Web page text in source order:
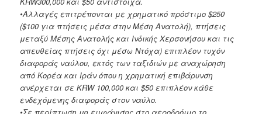
•Αλλαγές επιτρέπονται με χρηματικό πρόστιμο $250
($100 για πτήσεις μέσα στην Μέση Ανατολή), πτήσεις
μεταξύ Μέσης Ανατολής και Ινδικής Χερσονήσου και τις
απευθείας πτήσεις όχι μέσω Ντόχα) επιπλέον τυχόν
διαφοράς ναύλου, εκτός των ταξιδιών με αναχώρηση
από Κορέα και Ιράν όπου η χρηματική επιβάρυνση
ανέρχεται σε KRW 100,000 και $50 επιπλέον κάθε
ενδεχόμενης διαφοράς στον ναύλο.